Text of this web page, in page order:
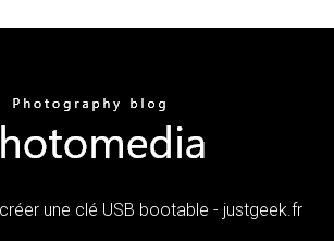
une clé USB bootable - justgeek.fr